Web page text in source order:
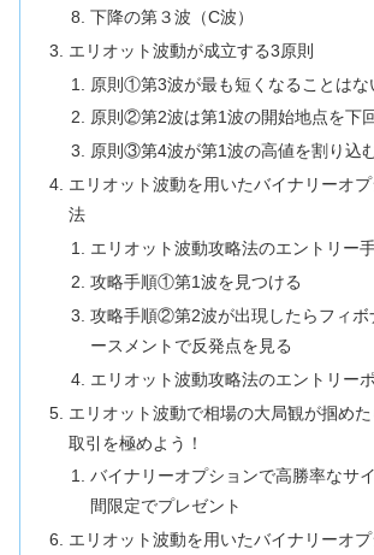
下降の第３波（C波）
エリオット波動が成立する3原則
原則①第3波が最も短くなることはな
原則②第2波は第1波の開始地点を下
原則③第4波が第1波の高値を割り込
エリオット波動を用いたバイナリーオ
法
エリオット波動攻略法のエントリー
攻略手順①第1波を見つける
攻略手順②第2波が出現したらフィボ
ースメントで反発点を見る
エリオット波動攻略法のエントリー
エリオット波動で相場の大局観が掴め
取引を極めよう！
バイナリーオプションで高勝率なサ
間限定でプレゼント
エリオット波動を用いたバイナリーオ